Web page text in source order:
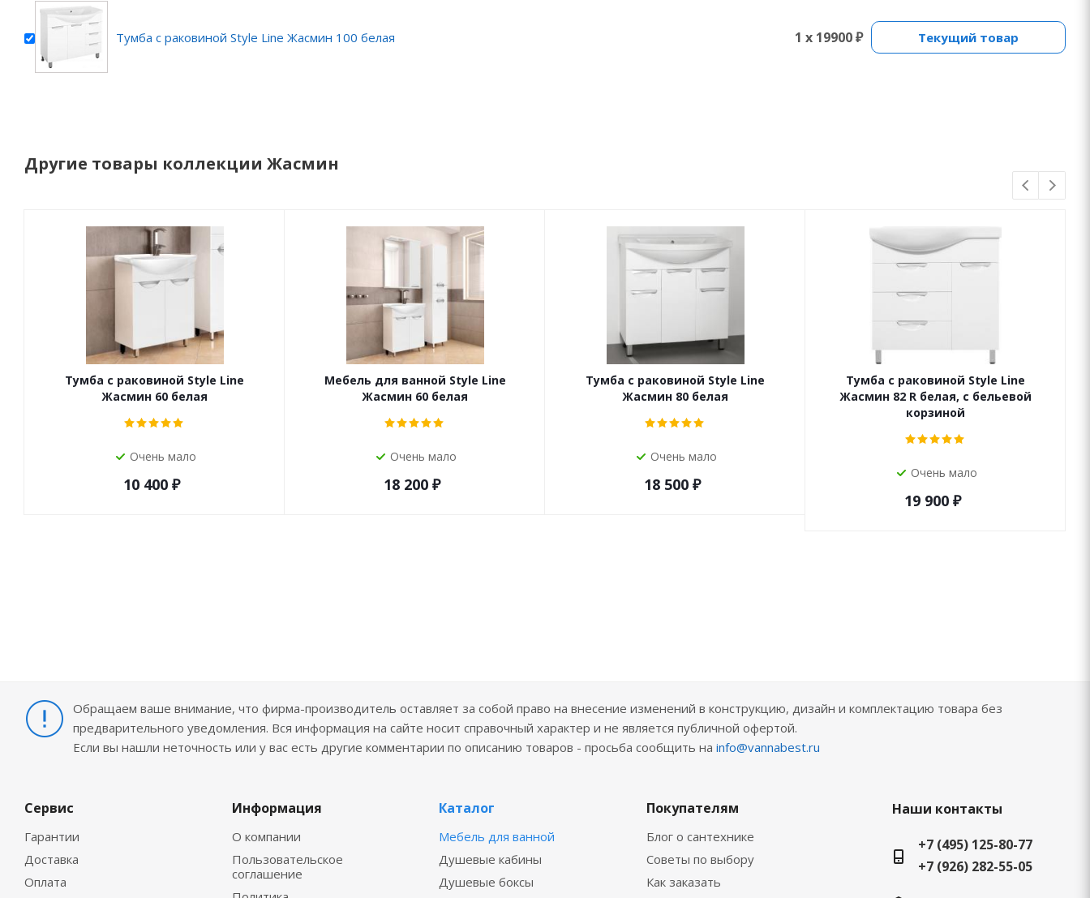
Тумба с раковиной Style Line Жасмин 100 белая 1 x 19900 ₽ Текущий товар
Другие товары коллекции Жасмин
Тумба с раковиной Style Line
Жасмин 60 белая
Очень мало
10 400 ₽
Мебель для ванной Style Line
Жасмин 60 белая
Очень мало
18 200 ₽
Тумба с раковиной Style Line
Жасмин 80 белая
Очень мало
18 500 ₽
Тумба с раковиной Style Line
Жасмин 82 R белая, с бельевой
корзиной
Очень мало
19 900 ₽
Обращаем ваше внимание, что фирма-производитель оставляет за собой право на внесение изменений в конструкцию, дизайн и комплектацию товара без
предварительного уведомления. Вся информация на сайте носит справочный характер и не является публичной офертой.
Если вы нашли неточность или у вас есть другие комментарии по описанию товаров - просьба сообщить на info@vannabest.ru
Сервис
Гарантии
Доставка
Оплата
Информация
О компании
Пользовательское
соглашение
Каталог
Мебель для ванной
Душевые кабины
Душевые боксы
Покупателям
Блог о сантехнике
Советы по выбору
Как заказать
Наши контакты
+7 (495) 125-80-77
+7 (926) 282-55-05